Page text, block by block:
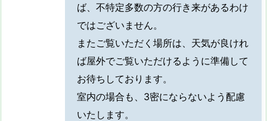
ば、不特定多数の方の行き来があるわけ
ではございません。
またご覧いただく場所は、天気が良けれ
ば屋外でご覧いただけるように準備して
お待ちしております。
室内の場合も、3密にならないよう配慮
いたします。